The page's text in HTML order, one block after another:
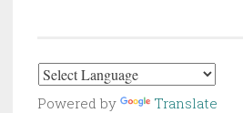
Powered by Translate